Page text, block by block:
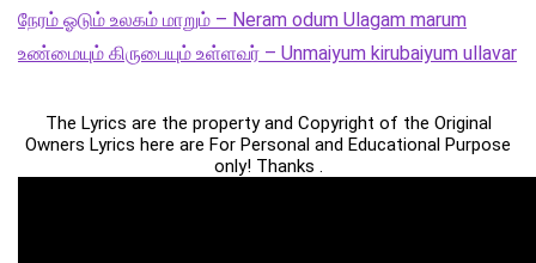
நேரம் ஓடும் உலகம் மாறும் – Neram odum Ulagam marum
உண்மையும் கிருபையும் உள்ளவர் – Unmaiyum kirubaiyum ullavar
The Lyrics are the property and Copyright of the Original
Owners Lyrics here are For Personal and Educational Purpose
only! Thanks .